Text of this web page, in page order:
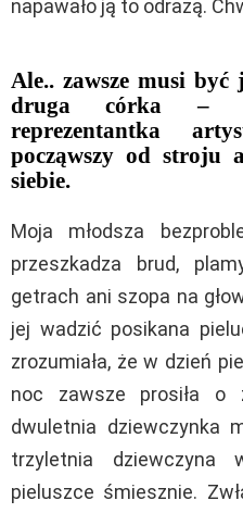
napawało ją to odrazą.
Ale.. zawsze musi
druga córka –
reprezentantka
począwszy od stroju
siebie.
Moja młodsza
przeszkadza brud,
getrach ani szopa na
jej wadzić posikana
zrozumiała, że w dzień
noc zawsze prosiła o
dwuletnia dziewczynka
trzyletnia dziewczyna
pieluszce śmiesznie.